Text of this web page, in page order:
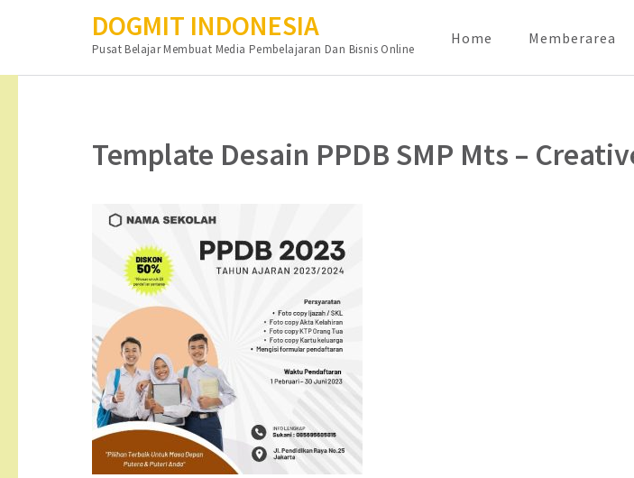
DOGMIT INDONESIA
Pusat Belajar Membuat Media Pembelajaran Dan Bisnis Online
Home Memberarea
Template Desain PPDB SMP Mts –